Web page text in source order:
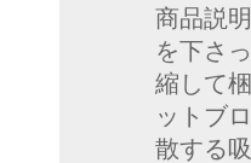
商品説
を下さ
縮して
ットブ
散する